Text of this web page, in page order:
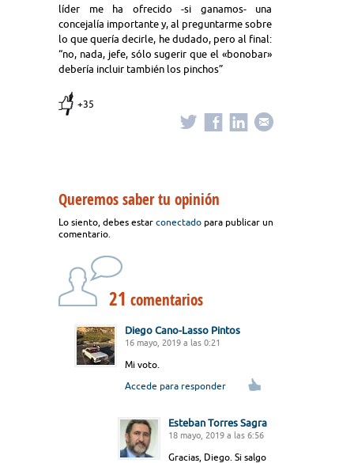
líder me ha ofrecido -si ganamos- una
concejalía importante y, al preguntarme sobre
lo que quería decirle, he dudado, pero al final:
“no, nada, jefe, sólo sugerir que el «bonobar»
debería incluir también los pinchos”
+35
Queremos saber tu opinión
Lo siento, debes estar conectado para publicar un
comentario.
21 comentarios
Diego Cano-Lasso Pintos
16 mayo, 2019 a las 0:21
Mi voto.
Accede para responder
Esteban Torres Sagra
18 mayo, 2019 a las 6:56
Gracias, Diego. Si salgo